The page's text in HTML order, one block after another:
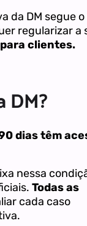
da DM segue
regularizar a
clientes.
DM?
dias têm
nessa
Todas as
cada caso